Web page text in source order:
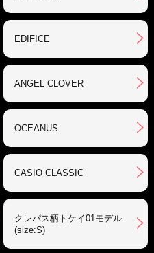
EDIFICE
ANGEL CLOVER
OCEANUS
CASIO CLASSIC
クレパス柄トケイ01モデル
(size:S)